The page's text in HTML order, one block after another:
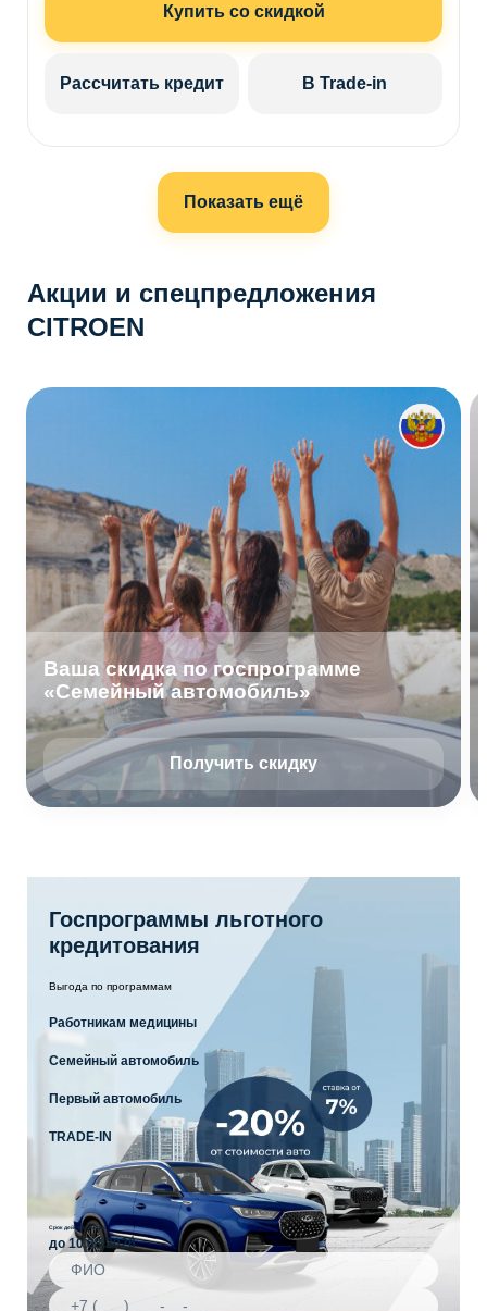
Купить со скидкой
Рассчитать кредит В Trade-in
Показать ещё
Акции и спецпредложения
CITROEN
Ваша скидка по госпрограмме
«Семейный автомобиль»
Получить скидку
Госпрограммы льготного
кредитования
Выгода по программам
Работникам медицины
Семейный автомобиль
Первый автомобиль
TRADE-IN
Срок действия акции
до 10.08.2026